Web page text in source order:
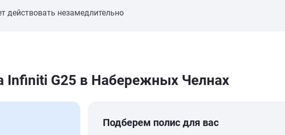
действовать незамедлительно
G25 в Набережных Челнах
Подберем полис для вас